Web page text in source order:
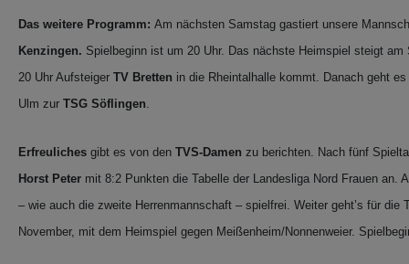
Das weitere Programm: Am nächsten Samstag gastiert unsere
Kenzingen. Spielbeginn ist um 20 Uhr. Das nächste Heimspiel steigt
20 Uhr Aufsteiger TV Bretten in die Rheintalhalle kommt. Danach geht
Ulm zur TSG Söflingen
Erfreuliches gibt es von den TVS-Damen zu berichten. Nach fünf
Horst Peter mit 8:2 Punkten die Tabelle der Landesliga Nord Frauen an.
– wie auch die zweite Herrenmannschaft – spielfrei. Weiter geht’s für die
November, mit dem Heimspiel gegen Meißenheim/Nonnenweier.